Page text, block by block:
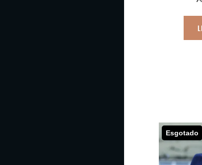
Esgotado